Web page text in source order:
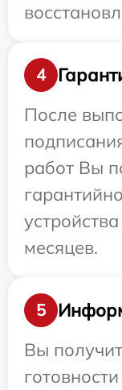
4
После
работ Вы
месяцев.
5
Вы